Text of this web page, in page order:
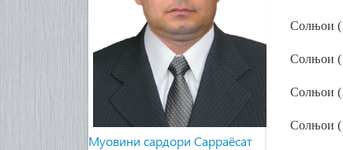
Солњои
Солњои
Солњои
Солњои
Муовини сардори Сарраёсат